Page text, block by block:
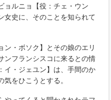
ョルニョ【役：チェ・ウン
女史に、そのことを知られて
ン・ボソク】とその娘のエリ
ンフランシスコに来るとの情
イ・ジェユン】は、手間のか
をひこうとする。